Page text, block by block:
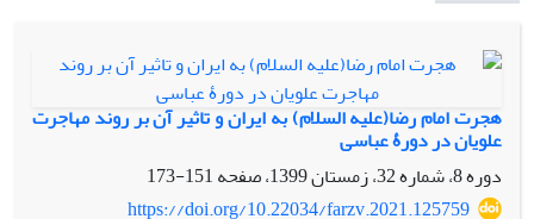
هجرت امام رضا(علیه السلام) به ایران و تاثیر آن بر روند مهاجرت
علویان در دورۀ عباسی
دوره 8، شماره 32، زمستان 1399، صفحه
151-173
https://doi.org/10.22034/farzv.2021.125759